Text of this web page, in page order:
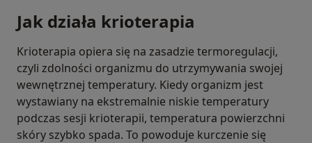
Jak działa krioterapia
Krioterapia opiera się na zasadzie termoregulacji,
czyli zdolności organizmu do utrzymywania swojej
wewnętrznej temperatury. Kiedy organizm jest
wystawiany na ekstremalnie niskie temperatury
podczas sesji krioterapii, temperatura powierzchni
skóry szybko spada. To powoduje kurczenie się